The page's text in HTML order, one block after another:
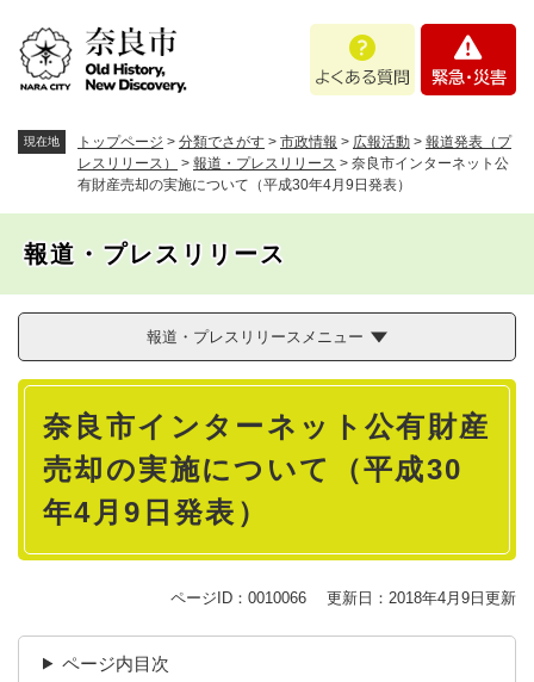
。
あ
問
・
現在地 トップページ > 分類でさがす > 市政情報 > 広報活動 > 報道発表（プ
レスリリース）
> 報道・プレスリリース > 奈良市インターネット公
有財産売却の実施について（平成30年4月9日発表）
報道・プレスリリース
報道・プレスリリースメニュー
本
奈良市インターネット公有財産
売却の実施について（平成30
年4月9日発表）
ページID：0010066 更新日：2018年4月9日更新
ページ内目次